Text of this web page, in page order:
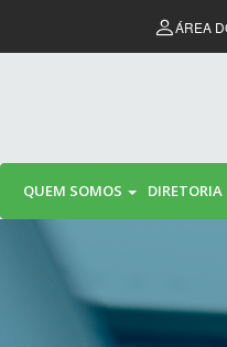
Pular para o conteúdoÁREA
QUEM SOMOS DIRETORIA